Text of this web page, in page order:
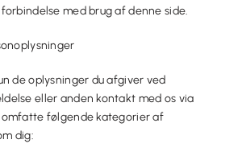
med brug af denne side.
de oplysninger du afgiver ved
eller anden kontakt med os via
omfatte følgende kategorier af
dig: